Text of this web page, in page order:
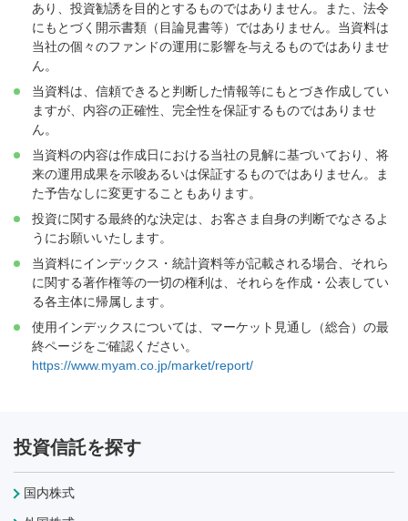
あり、投資勧誘を目的とするものではありません。また、法令
にもとづく開示書類（目論見書等）ではありません。当資料は
当社の個々のファンドの運用に影響を与えるものではありませ
ん。
当資料は、信頼できると判断した情報等にもとづき作成してい
ますが、内容の正確性、完全性を保証するものではありませ
ん。
当資料の内容は作成日における当社の見解に基づいており、将
来の運用成果を示唆あるいは保証するものではありません。ま
た予告なしに変更することもあります。
投資に関する最終的な決定は、お客さま自身の判断でなさるよ
うにお願いいたします。
当資料にインデックス・統計資料等が記載される場合、それら
に関する著作権等の一切の権利は、それらを作成・公表してい
る各主体に帰属します。
使用インデックスについては、マーケット見通し（総合）の最
終ページをご確認ください。
https://www.myam.co.jp/market/report/
投資信託を探す
国内株式